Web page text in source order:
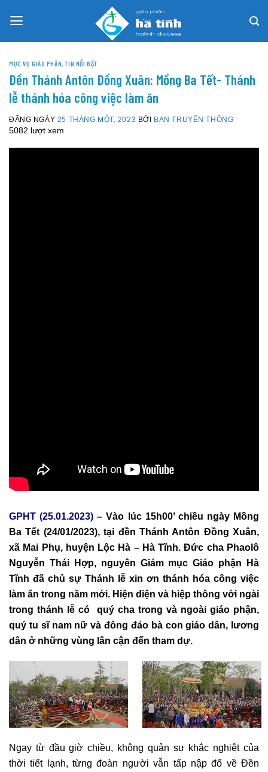
MỤC VỤ GIÁO PHẬN,TIN NỔI BẬT
Đền Thánh Antôn Đồng Xuân: Mồng Ba Tết- Thánh
lễ thánh hóa công việc làm ăn
ĐĂNG NGÀY 25 THÁNG MỘT, 2023 BỞI BAN TRUYỀN THÔNG
5082 lượt xem
GPHT (25.01.2023) – Vào lúc 15h00’ chiều ngày Mồng
Ba Tết (24/01/2023), tại đền Thánh Antôn Đồng Xuân,
xã Mai Phụ, huyện Lộc Hà – Hà Tĩnh. Đức cha Phaolô
Nguyễn Thái Hợp, nguyên Giám mục Giáo phận Hà
Tĩnh đã chủ sự Thánh lễ xin ơn thánh hóa công việc
làm ăn trong năm mới. Hiện diện và hiệp thông với ngài
trong thánh lễ có quý cha trong và ngoài giáo phận,
quý tu sĩ nam nữ và đông đảo bà con giáo dân, lương
dân ở những vùng lân cận đến tham dự.
Ngay từ đầu giờ chiều, không quản sự khắc nghiệt của
thời tiết lạnh, từng đoàn người vẫn tấp nập đổ về Đền